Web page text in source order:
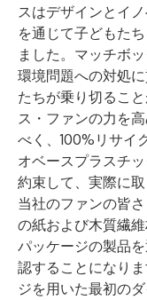
スはデザインとイ
を通じて子どもた
ました。マッチボ
環境問題への対処
たちが乗り切るこ
ス・ファンの力を
べく、100%リサイ
オベースプラスチ
約束して、実際に取
当社のファンの皆
の紙および木質繊
パッケージの製品
認することになり
ジを用いた最初の